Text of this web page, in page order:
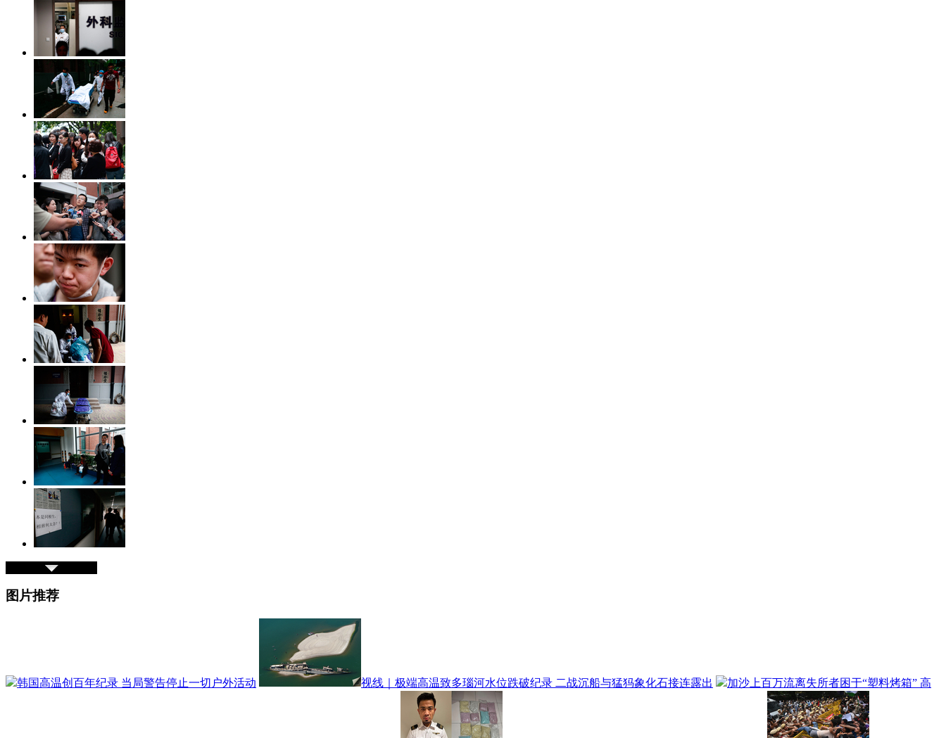
图片推荐
韩国高温创百年纪录 当局警告停止一切户外活动 视线｜极端高温致多瑙河水位跌破纪录 二战沉船与猛犸象化石接连露出 加沙上百万流离失所者困于“塑料烤箱” 高